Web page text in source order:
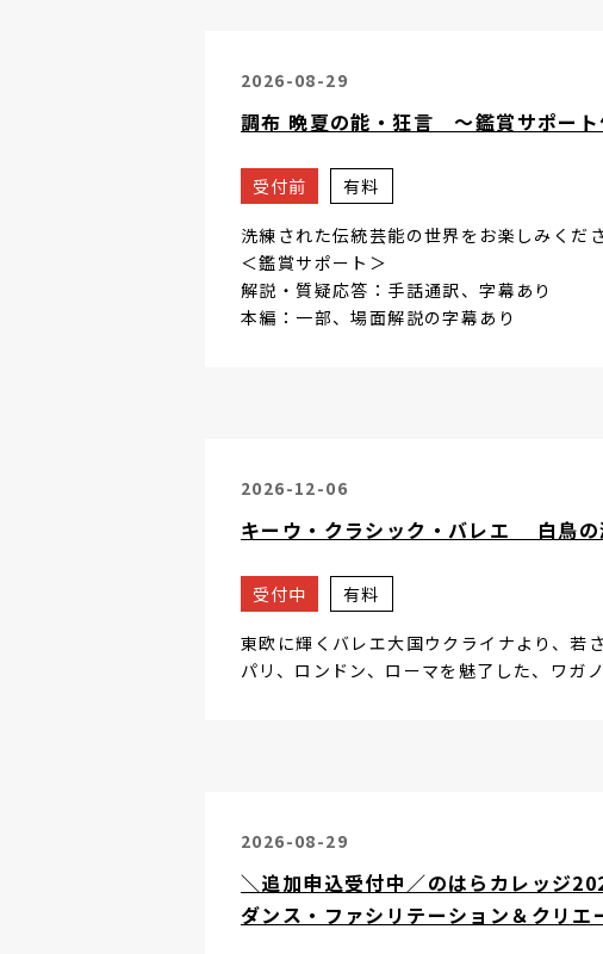
2026-08-29
調布 晩夏の能・狂言 ～鑑賞サポート
受付前 有料
洗練された伝統芸能の世界をお楽しみくださ
＜鑑賞サポート＞
解説・質疑応答：手話通訳、字幕あり
本編：一部、場面解説の字幕あり
2026-12-06
キーウ・クラシック・バレエ 白鳥の
受付中 有料
東欧に輝くバレエ大国ウクライナより、若
パリ、ロンドン、ローマを魅了した、ワガ
2026-08-29
＼追加申込受付中／のはらカレッジ
ダンス・ファシリテーション＆クリ